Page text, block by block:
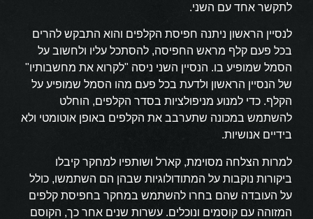
לתקשר אחד עם השני.
לנסיין הראשון ניתנה חפיסת הקלפים והוא התבקש להרים
בכל פעם קלף מראש החפיסה, להסתכל עליו ולחשוב על
הסמל שמופיע בו. הנסיין השני ניסה "לקרוא את מחשבותיו"
של הנסיין הראשון ולדעת בכל פעם מהו הסמל שמופיע על
הקלף. כדי למנוע מניפולציות בסדר הקלפים, הוחלט
להשתמש במכונה שתערבב את הקלפים באופן אוטומטי ולא
בידיים אנושיות.
למרות הצלחה מסוימת, קארל ושותפיו למחקר קיבלו
ביקורות נוקבות על המתודולוגיות שבהן הם השתמשו, כולל
על העובדה שהם בחרו להשתמש במחקר בחפיסת קלפים
המזוהה עם קוסמים ונוכלים. עשרות שנים אחר כך, הקוסם